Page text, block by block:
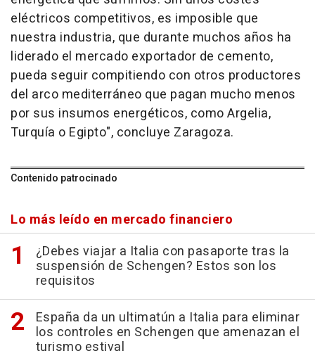
eléctricos competitivos, es imposible que
nuestra industria, que durante muchos años ha
liderado el mercado exportador de cemento,
pueda seguir compitiendo con otros productores
del arco mediterráneo que pagan mucho menos
por sus insumos energéticos, como Argelia,
Turquía o Egipto", concluye Zaragoza.
Contenido patrocinado
Lo más leído en mercado financiero
¿Debes viajar a Italia con pasaporte tras la
suspensión de Schengen? Estos son los
requisitos
España da un ultimatún a Italia para eliminar
los controles en Schengen que amenazan el
turismo estival